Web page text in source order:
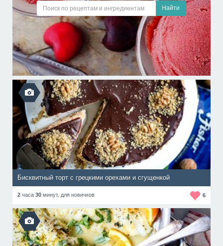
Найти
Бисквитный торт с грецкими орехами и сгущенкой
2 часа 30 минут, для новичков 6